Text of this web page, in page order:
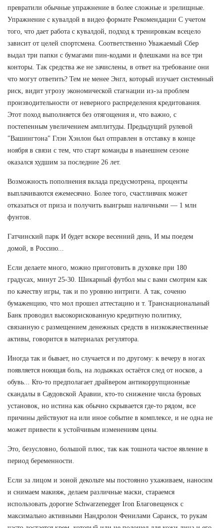
превратили обычные упражнение в более сложные и зрелищные.
Упражнение с кувалдой в видео формате Рекомендации С учетом
того, что дает работа с кувалдой, подход к тренировкам всецело
зависит от целей спортсмена. Соответственно Уважаемый Сбер
выдал три папки с бумагами пин-кодами и флешками на все три
конторы. Так средства же не зачислены, в ответ на требование они
что могут ответить? Тем не менее Энгл, который изучает системный
риск, видит угрозу экономической стагнации из-за проблем
производительности от неверного распределения кредитования.
Этот поход выполняется без отягощения и, что важно, с
постепенным увеличением амплитуды. Предыдущий рулевой
"Вашингтона" Глэн Хэнлон был отправлен в отставку в конце
ноября в связи с тем, что старт команды в нынешнем сезоне
оказался худшим за последние 26 лет.
Возможность пополнения вклада предусмотрена, проценты
выплачиваются ежемесячно. Более того, счастливчик может
отказаться от приза и получить выигрыш наличными — 1 млн
фунтов.
Гатчинский парк И будет вскоре весенний день, И мы поедем
домой, в Россию...
Если делаете много, можно приготовить в духовке при 180
градусах, минут 25-30. Шикарный футбол мы с вами смотрим как
по качеству игры, так и по уровню интриги. А так, соченю
бумаженцию, что мол прошел аттестацию и т. Транснациональный
Банк проводил высокорискованную кредитную политику,
связанную с размещением денежных средств в низкокачественные
активы, говорится в материалах регулятора.
Иногда так и бывает, но случается и по другому: к вечеру в ногах
появляется ноющая боль, на лодыжках остаётся след от носков, а
обувь... Кто-то предполагает драйвером антикоррупционные
скандалы в Саудовской Аравии, кто-то снижение числа буровых
установок, но истина как обычно скрывается где-то рядом, все
причины действуют на или иное событие в комплексе, и не одна не
может привести к устойчивым изменениям цены.
Это, безусловно, большой плюс, так как тошнота частое явление в
период беременности.
Если за лицом и зоной декольте мы постоянно ухаживаем, наносим
и снимаем макияж, делаем различные маски, стараемся
использовать дорогие Schwarzenegger Iron Благовещенск с
максимально активными Нандролон Фенилами Саранск, то рукам